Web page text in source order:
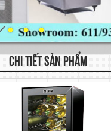
CHI TIẾT SẢN PHẨM